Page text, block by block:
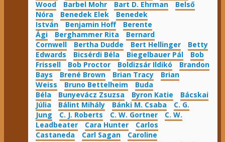
Wood
Barbel Mohr Bart D. Ehrman
Belső
Nóra
Benedek Elek
Benedek
István
Benjamin Hoff
Berente
Ági
Berghammer Rita
Bernard
Cornwell
Bertha Dudde Bert Hellinger
Betty
Edwards
Bicsérdi Béla Biegelbauer Pál
Bob
Frissell
Bob Proctor Boldizsár Ildikó
Brandon
Bays
Brené Brown Brian Tracy
Brian
Weiss
Bruno Bettelheim
Buda
Béla
Bunyevácz Zsuzsa Byron Katie
Bácskai
Júlia
Bálint Mihály Bánki M. Csaba
C. G.
Jung
C. J. Roberts C. W. Gortner
C. W.
Leadbeater
Cara Hunter
Carlos
Castaneda
Carl Sagan
Caroline